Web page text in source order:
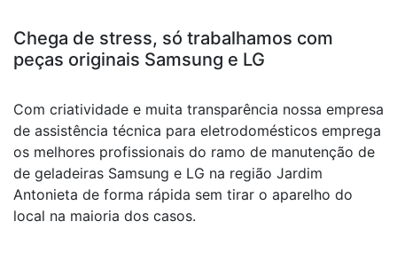
Chega de stress, só trabalhamos com
peças originais Samsung e LG
Com criatividade e muita transparência nossa empresa
de assistência técnica para eletrodomésticos emprega
os melhores profissionais do ramo de manutenção de
de geladeiras Samsung e LG na região Jardim
Antonieta de forma rápida sem tirar o aparelho do
local na maioria dos casos.